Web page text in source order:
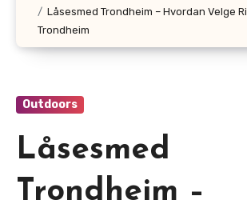
Låsesmed Trondheim – Hvordan Velge
Trondheim
Outdoors
Låsesmed
Trondheim –